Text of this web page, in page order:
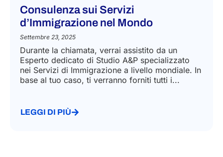
Consulenza sui Servizi
d’Immigrazione nel Mondo
Settembre 23, 2025
Durante la chiamata, verrai assistito da un
Esperto dedicato di Studio A&P specializzato
nei Servizi di Immigrazione a livello mondiale. In
base al tuo caso, ti verranno forniti tutti i...
LEGGI DI PIÙ